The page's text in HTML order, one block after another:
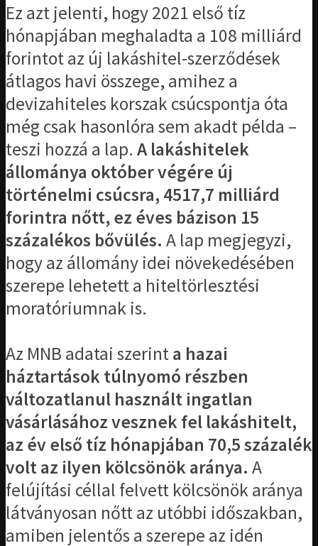
Ez azt jelenti, hogy 2021 első tíz
hónapjában meghaladta a 108 milliárd
forintot az új lakáshitel-szerződések
átlagos havi összege, amihez a
devizahiteles korszak csúcspontja óta
még csak hasonlóra sem akadt példa –
teszi hozzá a lap. A lakáshitelek
állománya október végére új
történelmi csúcsra, 4517,7 milliárd
forintra nőtt, ez éves bázison 15
százalékos bővülés. A lap megjegyzi,
hogy az állomány idei növekedésében
szerepe lehetett a hiteltörlesztési
moratóriumnak is.
Az MNB adatai szerinta hazai
háztartások túlnyomó részben
változatlanul használt ingatlan
vásárlásához vesznek fel lakáshitelt,
az év első tíz hónapjában 70,5 százalék
volt az ilyen kölcsönök aránya. A
felújítási céllal felvett kölcsönök aránya
látványosan nőtt az utóbbi időszakban,
amiben jelentős a szerepe az idén